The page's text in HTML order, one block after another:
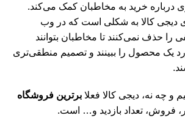
درباره خرید به مخاطبان کمک می‌کند.
دیجی کالا به شکلی است که در وب
را حذف نمی‌کنند تا مخاطبان بتوانند
یک محصول را ببینند و تصمیم منطقی‌تری
و چه نه، دیجی کالا فعلا برترین فروشگاه
فروش، تعداد بازدید و… است.